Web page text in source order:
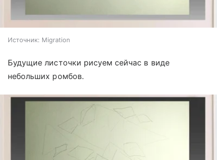
Источник: Migration
Будущие листочки рисуем сейчас в виде
небольших ромбов.